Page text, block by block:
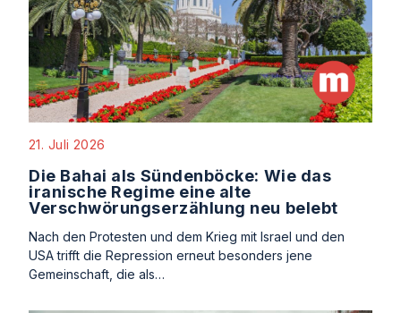
21. Juli 2026
Die Bahai als Sündenböcke: Wie das
iranische Regime eine alte
Verschwörungserzählung neu belebt
Nach den Protesten und dem Krieg mit Israel und den
USA trifft die Repression erneut besonders jene
Gemeinschaft, die als…